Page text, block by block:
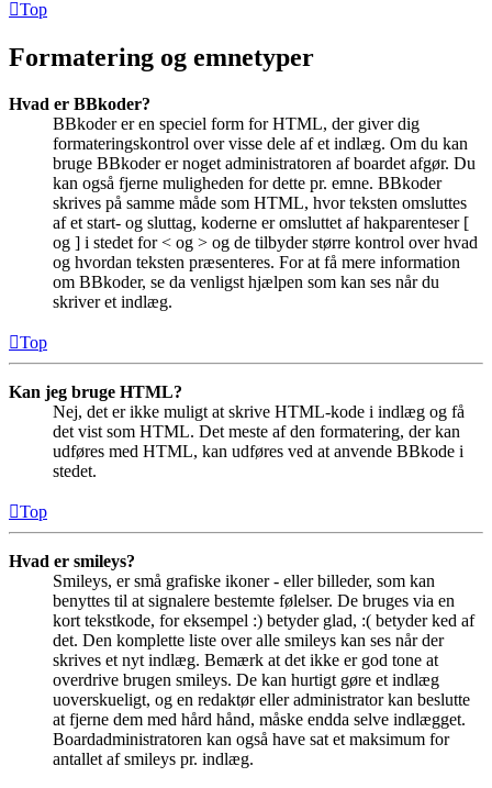
Top
Formatering og emnetyper
Hvad er BBkoder?
BBkoder er en speciel form for HTML, der giver dig
formateringskontrol over visse dele af et indlæg. Om du kan
bruge BBkoder er noget administratoren af boardet afgør. Du
kan også fjerne muligheden for dette pr. emne. BBkoder
skrives på samme måde som HTML, hvor teksten omsluttes
af et start- og sluttag, koderne er omsluttet af hakparenteser [
og ] i stedet for < og > og de tilbyder større kontrol over hvad
og hvordan teksten præsenteres. For at få mere information
om BBkoder, se da venligst hjælpen som kan ses når du
skriver et indlæg.
Top
Kan jeg bruge HTML?
Nej, det er ikke muligt at skrive HTML-kode i indlæg og få
det vist som HTML. Det meste af den formatering, der kan
udføres med HTML, kan udføres ved at anvende BBkode i
stedet.
Top
Hvad er smileys?
Smileys, er små grafiske ikoner - eller billeder, som kan
benyttes til at signalere bestemte følelser. De bruges via en
kort tekstkode, for eksempel :) betyder glad, :( betyder ked af
det. Den komplette liste over alle smileys kan ses når der
skrives et nyt indlæg. Bemærk at det ikke er god tone at
overdrive brugen smileys. De kan hurtigt gøre et indlæg
uoverskueligt, og en redaktør eller administrator kan beslutte
at fjerne dem med hård hånd, måske endda selve indlægget.
Boardadministratoren kan også have sat et maksimum for
antallet af smileys pr. indlæg.